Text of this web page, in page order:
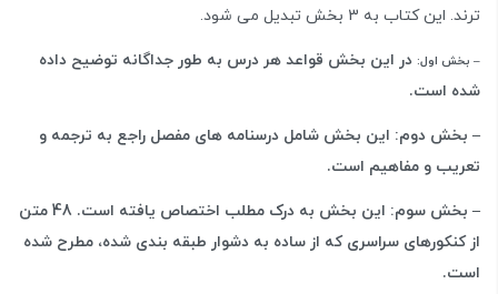
ترند. این کتاب به 3 بخش تبدیل می شود.
– بخش اول: در این بخش قواعد هر درس به طور جداگانه توضیح داده
شده است.
– بخش دوم: این بخش شامل درسنامه های مفصل راجع به ترجمه و
تعریب و مفاهیم است.
– بخش سوم: این بخش به درک مطلب اختصاص یافته است. 48 متن
از کنکورهای سراسری که از ساده به دشوار طبقه بندی شده، مطرح شده
است.